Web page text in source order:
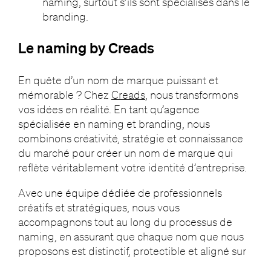
branding.
Le naming by Creads
En quête d’un nom de marque puissant et
mémorable ? Chez Creads, nous transformons
vos idées en réalité. En tant qu’agence
spécialisée en naming et branding, nous
combinons créativité, stratégie et connaissance
du marché pour créer un nom de marque qui
reflète véritablement votre identité d’entreprise.
Avec une équipe dédiée de professionnels
créatifs et stratégiques, nous vous
accompagnons tout au long du processus de
naming, en assurant que chaque nom que nous
proposons est distinctif, protectible et aligné sur